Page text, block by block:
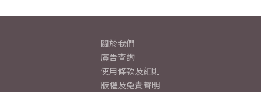
關於我們
廣告查詢
使用條款及細則
版權及免責聲明